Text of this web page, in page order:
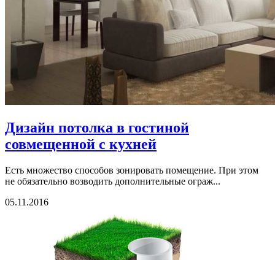
Дизайн потолка в гостиной
совмещенной с кухней
Есть множество способов зонировать помещение. При этом
не обязательно возводить дополнительные ограж...
05.11.2016